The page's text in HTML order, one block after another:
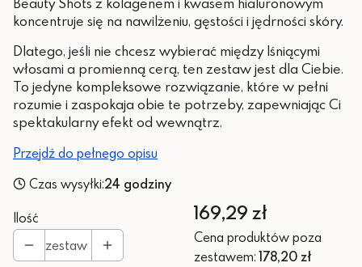
koncentruje się na nawilżeniu, gęstości i jędrności skóry.
Dlatego, jeśli nie chcesz wybierać między lśniącymi
włosami a promienną cerą, ten zestaw jest dla Ciebie.
To jedyne kompleksowe rozwiązanie, które w pełni
rozumie i zaspokaja obie te potrzeby, zapewniając Ci
spektakularny efekt od wewnątrz.
Przejdź do pełnego opisu
Czas wysyłki:24 godziny
Ilość
zestaw
Cena
169,29 zł
Cena produktów poza
zestawem: 178,20 zł